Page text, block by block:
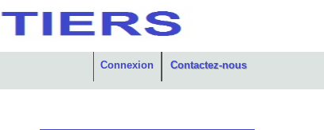
Contactez-nous
Connexion